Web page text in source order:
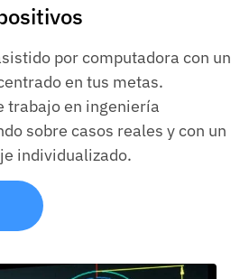
por computadora con un
en tus metas.
trabajo en ingeniería
sobre casos reales y con un
individualizado.